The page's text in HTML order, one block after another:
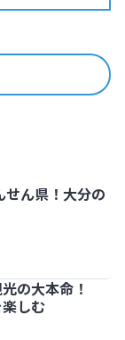
どころ5エリア
せん県！大分の
の大本命！
楽しむ